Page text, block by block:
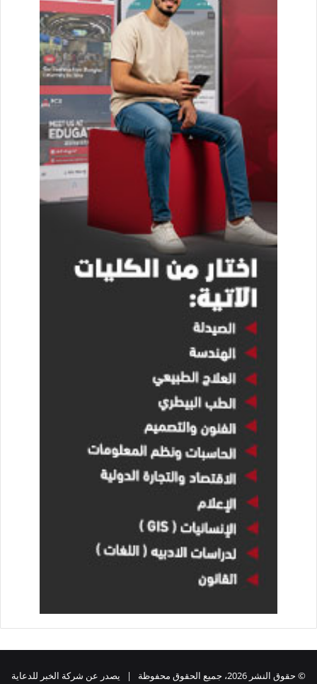
© حقوق النشر 2026، جميع الحقوق محفوظة | يصدر عن شركة الخبر للدعاية